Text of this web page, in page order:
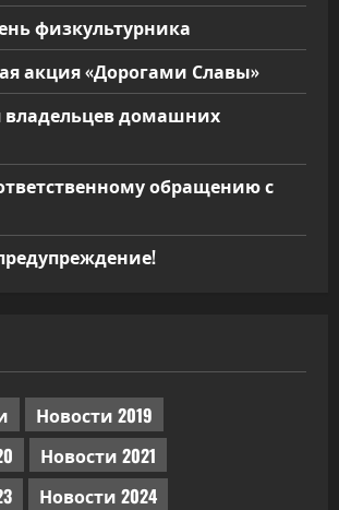
физкультурника
акция «Дорогами Славы»
владельцев домашних
обращению с
Новости 2019
Новости 2021
Новости 2024